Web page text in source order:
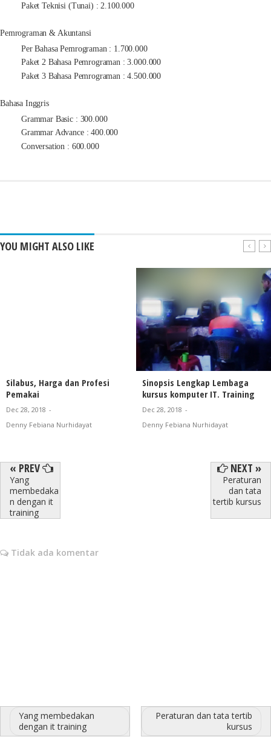
Paket Teknisi (Tunai) : 2.100.000
Pemrograman & Akuntansi
Per Bahasa Pemrograman : 1.700.000
Paket 2 Bahasa Pemrograman : 3.000.000
Paket 3 Bahasa Pemrograman : 4.500.000
Bahasa Inggris
Grammar Basic : 300.000
Grammar Advance : 400.000
Conversation : 600.000
YOU MIGHT ALSO LIKE
Silabus, Harga dan Profesi
Pemakai
Dec 28, 2018 -
Denny Febiana Nurhidayat
Sinopsis Lengkap Lembaga
kursus komputer IT. Training
Dec 28, 2018 -
Denny Febiana Nurhidayat
« PREV
Yang
membedaka
n dengan it
training
NEXT »
Peraturan
dan tata
tertib kursus
Tidak ada komentar
Yang membedakan
dengan it training
Peraturan dan tata tertib
kursus